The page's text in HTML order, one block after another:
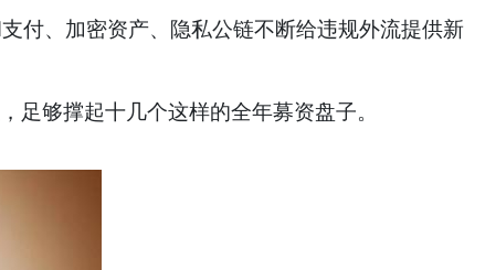
付、加密资产、隐私公链不断给违规外流提供新
够撑起十几个这样的全年募资盘子。